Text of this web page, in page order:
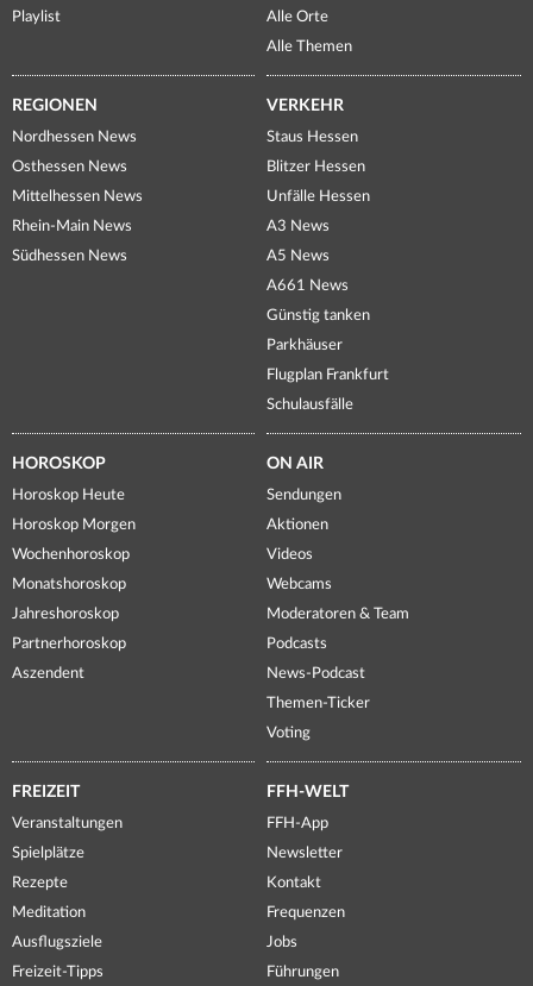
Playlist
Alle Orte
Alle Themen
REGIONEN
Nordhessen News
Osthessen News
Mittelhessen News
Rhein-Main News
Südhessen News
VERKEHR
Staus Hessen
Blitzer Hessen
Unfälle Hessen
A3 News
A5 News
A661 News
Günstig tanken
Parkhäuser
Flugplan Frankfurt
Schulausfälle
HOROSKOP
Horoskop Heute
Horoskop Morgen
Wochenhoroskop
Monatshoroskop
Jahreshoroskop
Partnerhoroskop
Aszendent
ON AIR
Sendungen
Aktionen
Videos
Webcams
Moderatoren & Team
Podcasts
News-Podcast
Themen-Ticker
Voting
FREIZEIT
Veranstaltungen
Spielplätze
Rezepte
Meditation
Ausflugsziele
Freizeit-Tipps
FFH-WELT
FFH-App
Newsletter
Kontakt
Frequenzen
Jobs
Führungen